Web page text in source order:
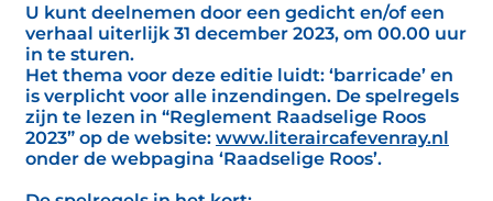
U kunt deelnemen door een gedicht en/of een
verhaal uiterlijk 31 december 2023, om 00.00 uur
in te sturen.
Het thema voor deze editie luidt: ‘barricade’ en
is verplicht voor alle inzendingen. De spelregels
zijn te lezen in “Reglement Raadselige Roos
2023” op de website: www.literaircafevenray.nl
onder de webpagina ‘Raadselige Roos’.